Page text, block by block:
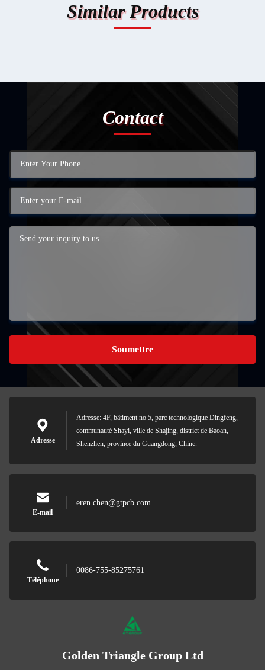
Similar Products
Contact
Soumettre
Adresse
Adresse: 4F, bâtiment no 5, parc technologique Dingfeng,
communauté Shayi, ville de Shajing, district de Baoan,
Shenzhen, province du Guangdong, Chine.
E-mail
eren.chen@gtpcb.com
Téléphone
0086-755-85275761
Golden Triangle Group Ltd